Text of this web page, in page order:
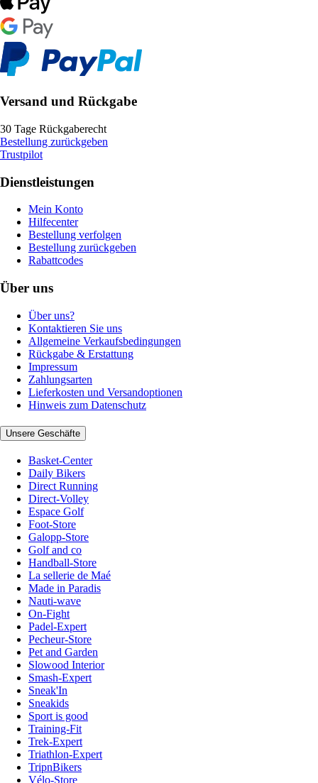
Versand und Rückgabe
30 Tage Rückgaberecht
Bestellung zurückgeben
Trustpilot
Dienstleistungen
Mein Konto
Hilfecenter
Bestellung verfolgen
Bestellung zurückgeben
Rabattcodes
Über uns
Über uns?
Kontaktieren Sie uns
Allgemeine Verkaufsbedingungen
Rückgabe & Erstattung
Impressum
Zahlungsarten
Lieferkosten und Versandoptionen
Hinweis zum Datenschutz
Unsere Geschäfte
Basket-Center
Daily Bikers
Direct Running
Direct-Volley
Espace Golf
Foot-Store
Galopp-Store
Golf and co
Handball-Store
La sellerie de Maé
Made in Paradis
Nauti-wave
On-Fight
Padel-Expert
Pecheur-Store
Pet and Garden
Slowood Interior
Smash-Expert
Sneak'In
Sneakids
Sport is good
Training-Fit
Trek-Expert
Triathlon-Expert
TripnBikers
Vélo-Store